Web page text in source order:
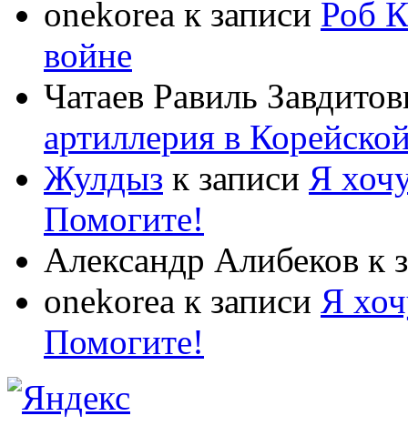
onekorea к записи Роб
войне
Чатаев Равиль
артиллерия в
Жулдыз к записи Я
Помогите!
Александр Алибеков к
onekorea к записи Я
Помогите!